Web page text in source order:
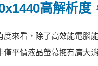
高解析度
來看，除了高效能電腦
平價液晶螢幕擁有廣大